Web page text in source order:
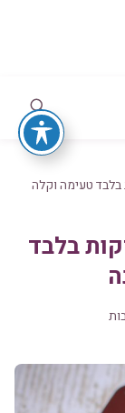
קוקוס ב-5 דקות בלבד טעימה וקלה
קוקוס ב-5 דקות בלבד